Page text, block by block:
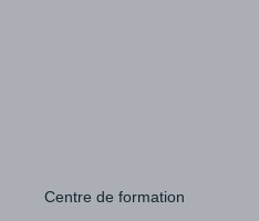
Centre de formation